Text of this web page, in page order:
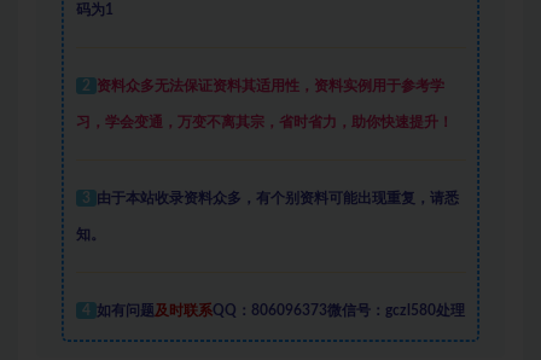
码为1
2 资料众多无法保证资料其适用性，资料实例 用于参考学
习，学会变通，万变不离其宗，省时省力，助你快速提升！
3 由于本站收录资料众多，有个别资料可能出现重复，请悉
知。
4 如有问题及时联系QQ：806096373微信号：gczl580处理